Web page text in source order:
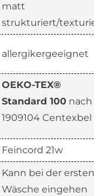
matt
strukturiert/
allergikergeeignet
OEKO-TEX®
Standard 100 nach
1909104 Centexbel
Feincord 21w
Kann bei der ersten
Wäsche eingehen